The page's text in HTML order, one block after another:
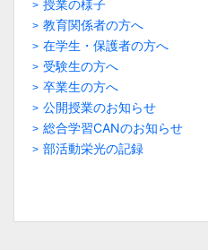
授業の様子
教育関係者の方へ
在学生・保護者の方へ
受験生の方へ
卒業生の方へ
公開授業のお知らせ
総合学習CANのお知らせ
部活動栄光の記録